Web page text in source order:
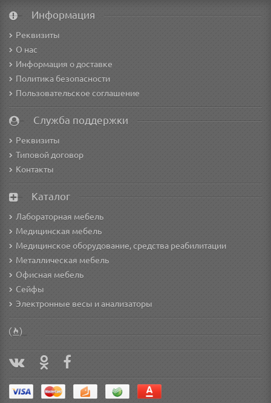
Информация
Реквизиты
О нас
Информация о доставке
Политика безопасности
Пользовательское соглашение
Служба поддержки
Реквизиты
Типовой договор
Контакты
Каталог
Лабораторная мебель
Медицинская мебель
Медицинское оборудование, средства реабилитации
Металлическая мебель
Офисная мебель
Сейфы
Электронные весы и анализаторы